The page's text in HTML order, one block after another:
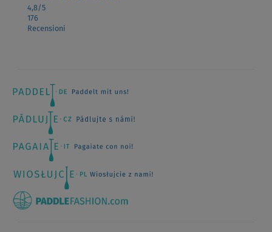
4,8/5
176
Recensioni